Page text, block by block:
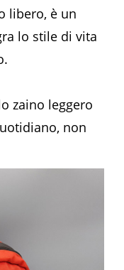
libero, è un
lo stile di vita
zaino leggero
non